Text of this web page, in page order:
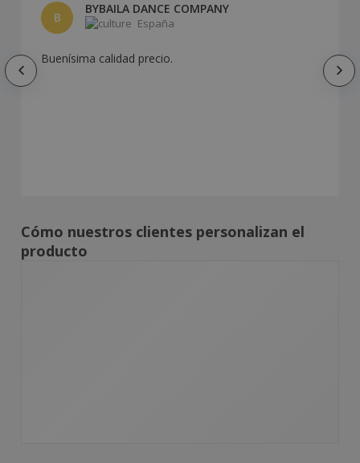
B
BYBAILA DANCE COMPANY
España
Buenísima calidad precio.
Cómo nuestros clientes personalizan el
producto